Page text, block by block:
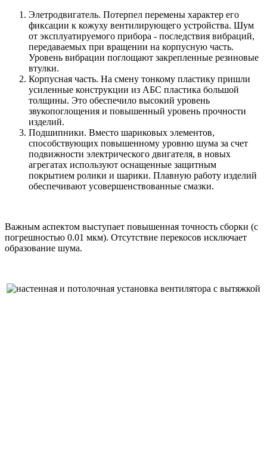
Элетродвигатель. Потерпел перемены характер его
фиксации к кожуху вентилирующего устройства. Шум
от эксплуатируемого прибора - последствия вибраций,
передаваемых при вращении на корпусную часть.
Уровень вибрации поглощают закрепленные резиновые
втулки.
Корпусная часть. На смену тонкому пластику пришли
усиленные конструкции из АБС пластика большой
толщины. Это обеспечило высокий уровень
звукопоглощения и повышенный уровень прочности
изделий.
Подшипники. Вместо шариковых элементов,
способствующих повышенному уровню шума за счет
подвижности электрического двигателя, в новых
агрегатах используют оснащенные защитным
покрытием ролики и шарики. Плавную работу изделий
обеспечивают усовершенствованные смазки.
Важным аспектом выступает повышенная точность сборки (с
погрешностью 0.01 мкм). Отсутствие перекосов исключает
образование шума.